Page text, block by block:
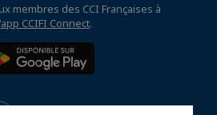
membres des CCI Françaises à
CCIFI Connect.